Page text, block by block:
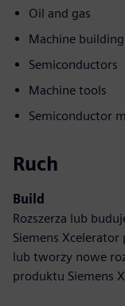
Oil and gas
Machine building
Semiconductors
Machine tools
Semiconductor
Ruch
Build
Rozszerza lub
Siemens
lub tworzy nowe
produktu Siemens